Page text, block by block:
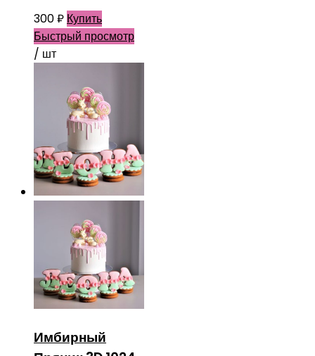
300₽ Купить
Быстрый просмотр
/ шт
Имбирный